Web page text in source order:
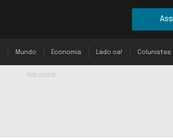
Mundo Economia Lado oa! Colunistas